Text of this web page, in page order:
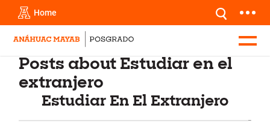
Home
Posts about Estudiar en el
extranjero
Estudiar En El Extranjero